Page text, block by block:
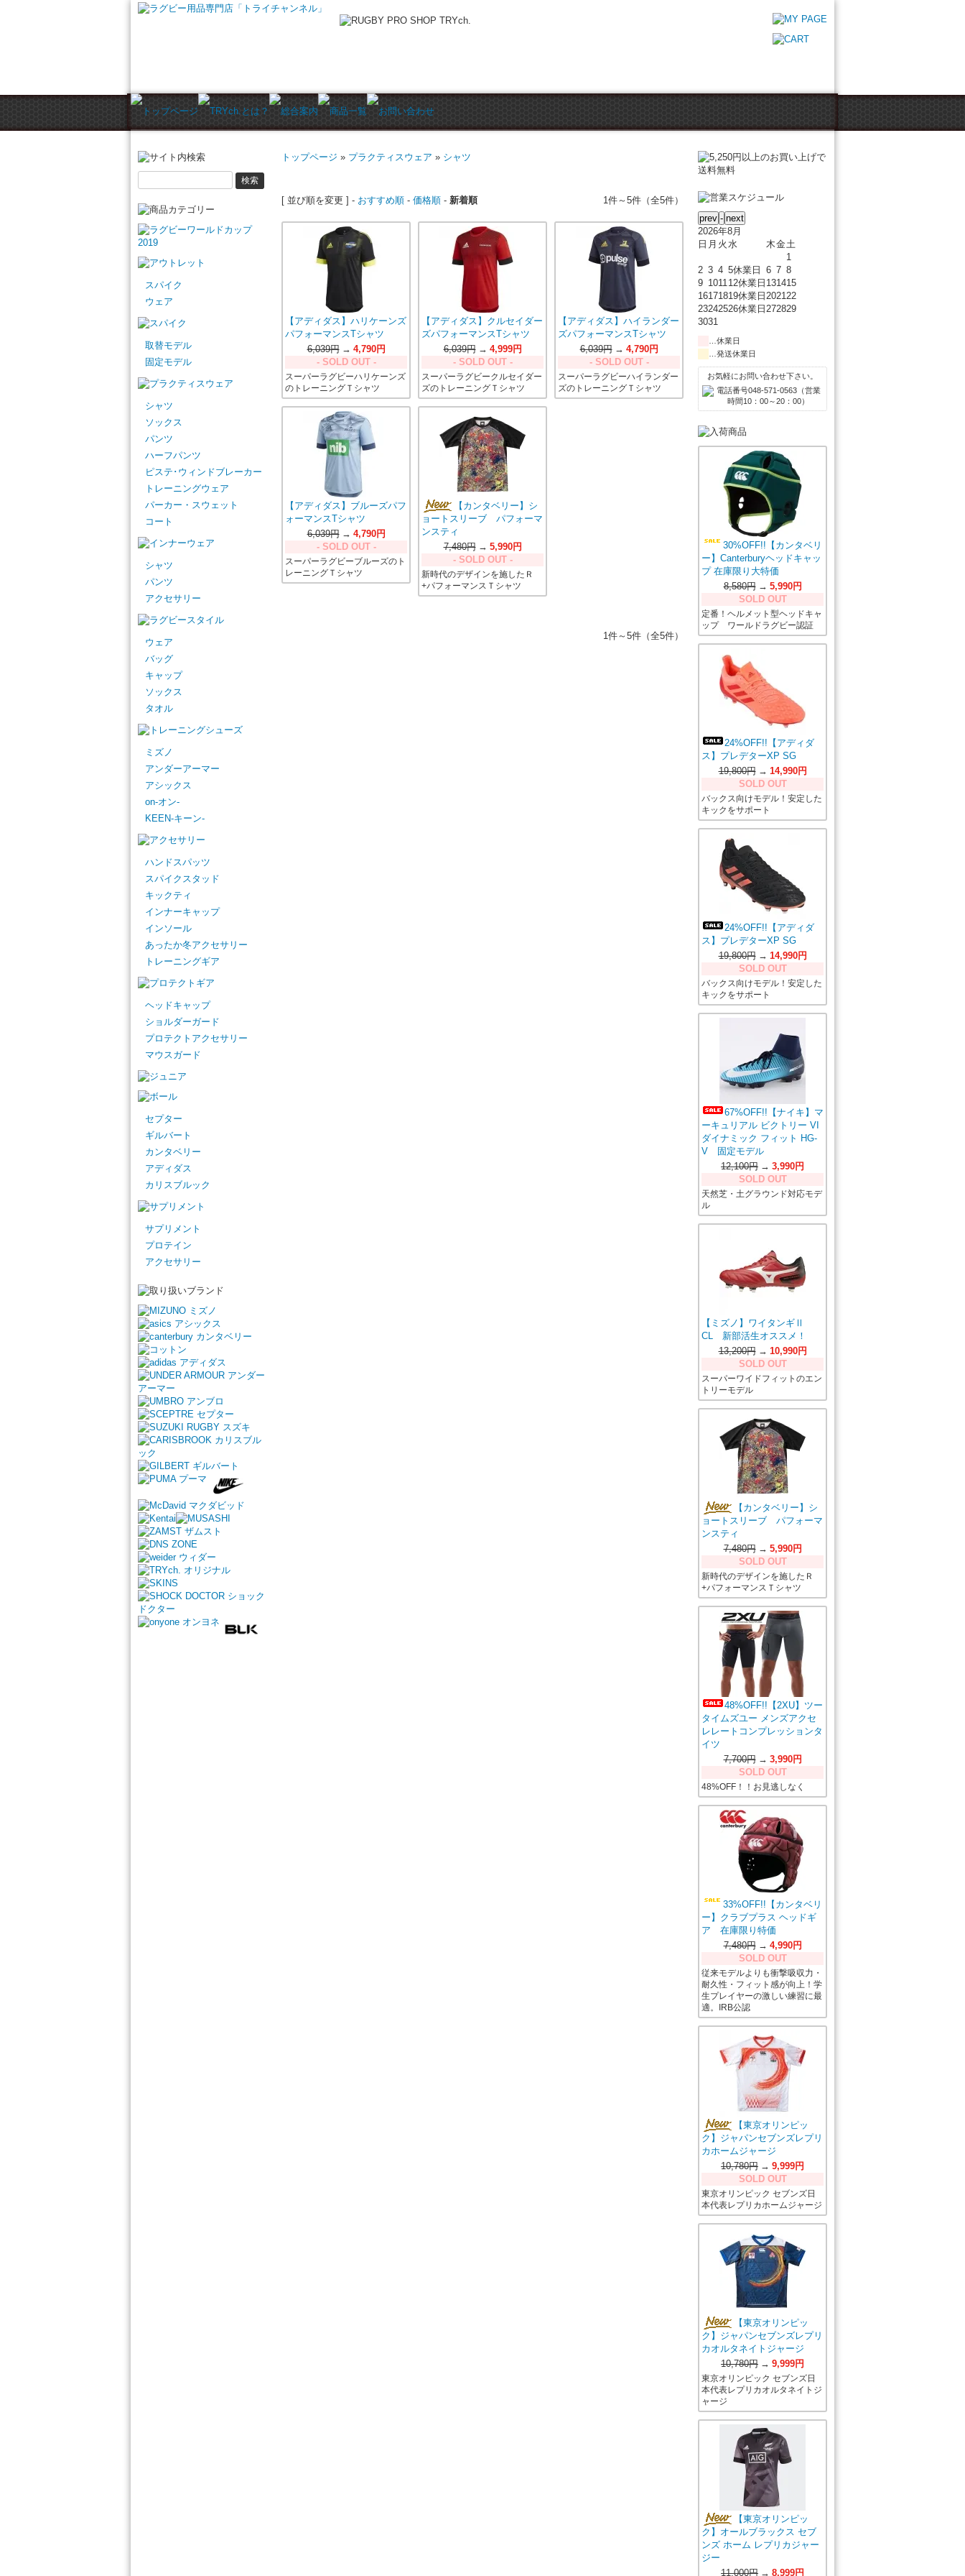
スパイク
ウェア
取替モデル
固定モデル
シャツ
ソックス
パンツ
ハーフパンツ
ピステ･ウィンドブレーカー
トレーニングウェア
パーカー・スウェット
コート
シャツ
パンツ
アクセサリー
ウェア
バッグ
キャップ
ソックス
タオル
ミズノ
アンダーアーマー
アシックス
on-オン-
KEEN-キーン-
ハンドスパッツ
スパイクスタッド
キックティ
インナーキャップ
インソール
あったか冬アクセサリー
トレーニングギア
ヘッドキャップ
ショルダーガード
プロテクトアクセサリー
マウスガード
セプター
ギルバート
カンタベリー
アディダス
カリスブルック
サプリメント
プロテイン
アクセサリー
トップページ » プラクティスウェア » シャツ
[ 並び順を変更 ] - おすすめ順 - 価格順 - 新着順 1件～5件（全5件）
【アディダス】ハリケーンズ
パフォーマンスTシャツ
6,039円 → 4,790円
- SOLD OUT -
スーパーラグビーハリケーンズ
のトレーニングＴシャツ
【アディダス】クルセイダー
ズパフォーマンスTシャツ
6,039円 → 4,999円
- SOLD OUT -
スーパーラグビークルセイダー
ズのトレーニングＴシャツ
【アディダス】ハイランダー
ズパフォーマンスTシャツ
6,039円 → 4,790円
- SOLD OUT -
スーパーラグビーハイランダー
ズのトレーニングＴシャツ
【アディダス】ブルーズパフ
ォーマンスTシャツ
6,039円 → 4,790円
- SOLD OUT -
スーパーラグビーブルーズのト
レーニングＴシャツ
【カンタベリー】シ
ョートスリーブ パフォーマ
ンスティ
7,480円 → 5,990円
- SOLD OUT -
新時代のデザインを施したＲ
+パフォーマンスＴシャツ
1件～5件（全5件）
2026年8月
日 月 火 水 木金土
1
2 3 4 5休業日 6 7 8
9 101112休業日 131415
16171819休業日 202122
23242526休業日 272829
3031
…休業日
…発送休業日
お気軽にお問い合わせ下さい。
30%OFF!!【カンタベリ
ー】Canterburyヘッドキャッ
プ 在庫限り大特価
8,580円 → 5,990円
SOLD OUT
定番！ヘルメット型ヘッドキャ
ップ ワールドラグビー認証
24%OFF!!【アディダ
ス】プレデターXP SG
19,800円 → 14,990円
SOLD OUT
バックス向けモデル！安定した
キックをサポート
24%OFF!!【アディダ
ス】プレデターXP SG
19,800円 → 14,990円
SOLD OUT
バックス向けモデル！安定した
キックをサポート
67%OFF!!【ナイキ】マ
ーキュリアル ビクトリー VI
ダイナミック フィット HG-
V 固定モデル
12,100円 → 3,990円
SOLD OUT
天然芝・土グラウンド対応モデ
ル
【ミズノ】ワイタンギⅡ
CL 新部活生オススメ！
13,200円 → 10,990円
SOLD OUT
スーパーワイドフィットのエン
トリーモデル
【カンタベリー】シ
ョートスリーブ パフォーマ
ンスティ
7,480円 → 5,990円
SOLD OUT
新時代のデザインを施したＲ
+パフォーマンスＴシャツ
48%OFF!!【2XU】ツー
タイムズユー メンズアクセ
レレートコンプレッションタ
イツ
7,700円 → 3,990円
SOLD OUT
48%OFF！！お見逃しなく
33%OFF!!【カンタベリ
ー】クラブプラス ヘッドギ
ア 在庫限り特価
7,480円 → 4,990円
SOLD OUT
従来モデルよりも衝撃吸収力・
耐久性・フィット感が向上！学
生プレイヤーの激しい練習に最
適。IRB公認
【東京オリンピッ
ク】ジャパンセブンズレプリ
カホームジャージ
10,780円 → 9,999円
SOLD OUT
東京オリンピック セブンズ日
本代表レプリカホームジャージ
【東京オリンピッ
ク】ジャパンセブンズレプリ
カオルタネイトジャージ
10,780円 → 9,999円
東京オリンピック セブンズ日
本代表レプリカオルタネイトジ
ャージ
【東京オリンピッ
ク】オールブラックス セブ
ンズ ホーム レプリカジャー
ジー
11,000円 → 8,999円